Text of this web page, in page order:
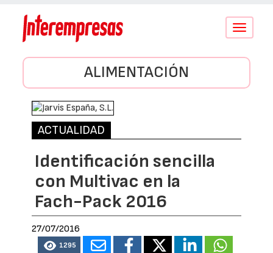
Conmutar
ALIMENTACIÓN
ACTUALIDAD
Identificación sencilla
con Multivac en la
Fach-Pack 2016
27/07/2016
1295